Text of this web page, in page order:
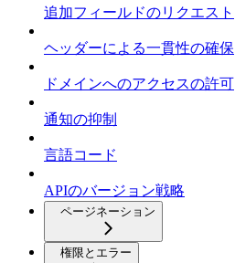
追加フィールドのリクエスト
ヘッダーによる一貫性の確保
ドメインへのアクセスの許可
通知の抑制
言語コード
APIのバージョン戦略
ページネーション
権限とエラー